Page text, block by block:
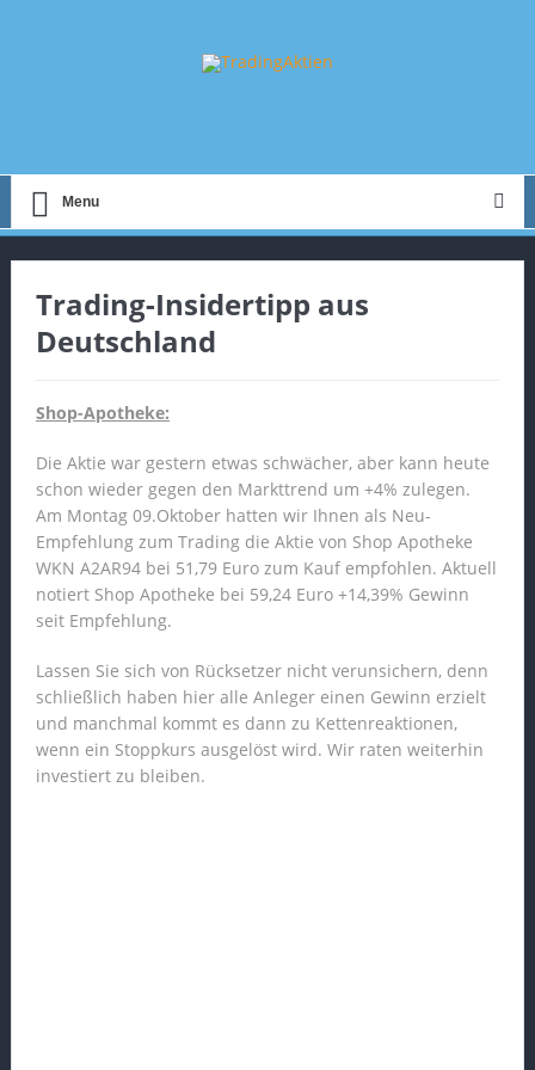
Menu
Trading-Insidertipp aus
Deutschland
Shop-Apotheke:
Die Aktie war gestern etwas schwächer, aber kann heute
schon wieder gegen den Markttrend um +4% zulegen.
Am Montag 09.Oktober hatten wir Ihnen als Neu-
Empfehlung zum Trading die Aktie von Shop Apotheke
WKN A2AR94 bei 51,79 Euro zum Kauf empfohlen. Aktuell
notiert Shop Apotheke bei 59,24 Euro +14,39% Gewinn
seit Empfehlung.
Lassen Sie sich von Rücksetzer nicht verunsichern, denn
schließlich haben hier alle Anleger einen Gewinn erzielt
und manchmal kommt es dann zu Kettenreaktionen,
wenn ein Stoppkurs ausgelöst wird. Wir raten weiterhin
investiert zu bleiben.